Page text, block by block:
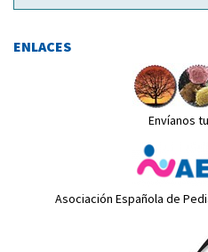
ENLACES
Envíanos
Asociación Española de